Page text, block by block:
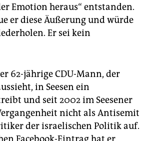
Emotion heraus“ entstanden.
er diese Äußerung und würde
Er sei kein
62-jährige CDU-Mann, der
in Seesen ein
und seit 2002 im Seesener
nicht als Antisemit
der israelischen Politik auf.